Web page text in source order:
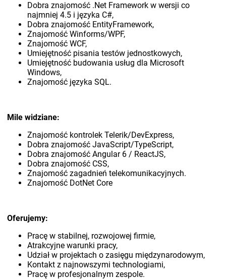
Dobra znajomość .Net Framework w wersji co
najmniej 4.5 i języka C#,
Dobra znajomość EntityFramework,
Znajomość Winforms/WPF,
Znajomość WCF,
Umiejętność pisania testów jednostkowych,
Umiejętność budowania usług dla Microsoft
Windows,
Znajomość języka SQL.
Mile widziane:
Znajomość kontrolek Telerik/DevExpress,
Dobra znajomość JavaScript/TypeScript,
Dobra znajomość Angular 6 / ReactJS,
Dobra znajomość CSS,
Znajomość zagadnień telekomunikacyjnych.
Znajomość DotNet Core
Oferujemy:
Pracę w stabilnej, rozwojowej firmie,
Atrakcyjne warunki pracy,
Udział w projektach o zasięgu międzynarodowym,
Kontakt z najnowszymi technologiami,
Pracę w profesjonalnym zespole.